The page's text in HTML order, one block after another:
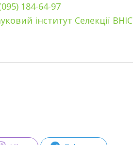
184-64-97
інститут Селекції ВНІС